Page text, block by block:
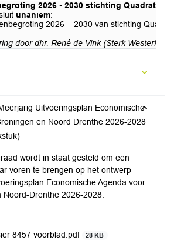
2026 - 2030 stichting Quadraten
unaniem:
2026 – 2030 van stichting
door dhr. René de Vink (Sterk
Uitvoeringsplan Economische
en Noord Drenthe 2026-2028
wordt in staat gesteld om een
voren te brengen op het ontwerp-
Economische Agenda voor
Noord-Drenthe 2026-2028.
8457 voorblad.pdf
28 KB